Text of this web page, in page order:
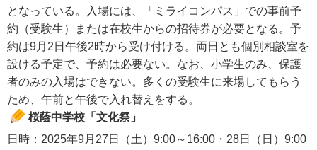
となっている。入場には、「ミライコンパス」での事前予
約（受験生）または在校生からの招待券が必要となる。予
約は9月2日午後2時から受け付ける。両日とも個別相談室を
設ける予定で、予約は必要ない。なお、小学生のみ、保護
者のみの入場はできない。多くの受験生に来場してもらう
ため、午前と午後で入れ替えをする。
桜蔭中学校「文化祭」
日時：2025年9月27日（土）9:00～16:00・28日（日）9:00